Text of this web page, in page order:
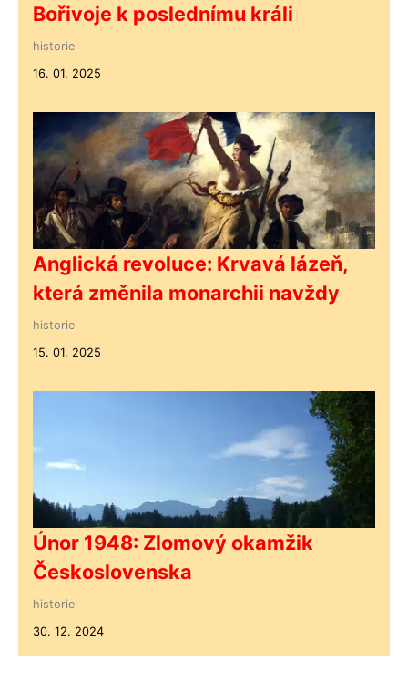
Bořivoje k poslednímu králi
historie
16. 01. 2025
Anglická revoluce: Krvavá lázeň,
která změnila monarchii navždy
historie
15. 01. 2025
Únor 1948: Zlomový okamžik
Československa
historie
30. 12. 2024